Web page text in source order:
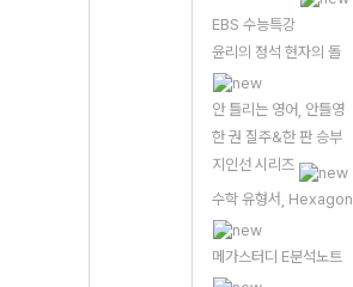
EBS 수능특강
윤리의 정석 현자의 돌
안 틀리는 영어, 안틀영
한 권 질주&한 판 승부
지인선 시리즈
수학 유형서, Hexagon
메가스터디 E분석노트